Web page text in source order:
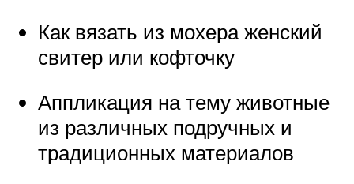
Как вязать из мохера женский
свитер или кофточку
Аппликация на тему животные
из различных подручных и
традиционных материалов